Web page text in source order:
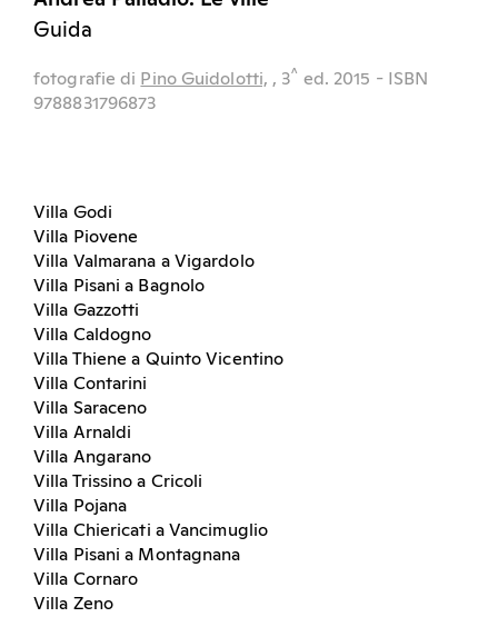
Guida
fotografie di Pino Guidolotti, , 3^ ed. 2015 - ISBN
9788831796873
Villa Godi
Villa Piovene
Villa Valmarana a Vigardolo
Villa Pisani a Bagnolo
Villa Gazzotti
Villa Caldogno
Villa Thiene a Quinto Vicentino
Villa Contarini
Villa Saraceno
Villa Arnaldi
Villa Angarano
Villa Trissino a Cricoli
Villa Pojana
Villa Chiericati a Vancimuglio
Villa Pisani a Montagnana
Villa Cornaro
Villa Zeno